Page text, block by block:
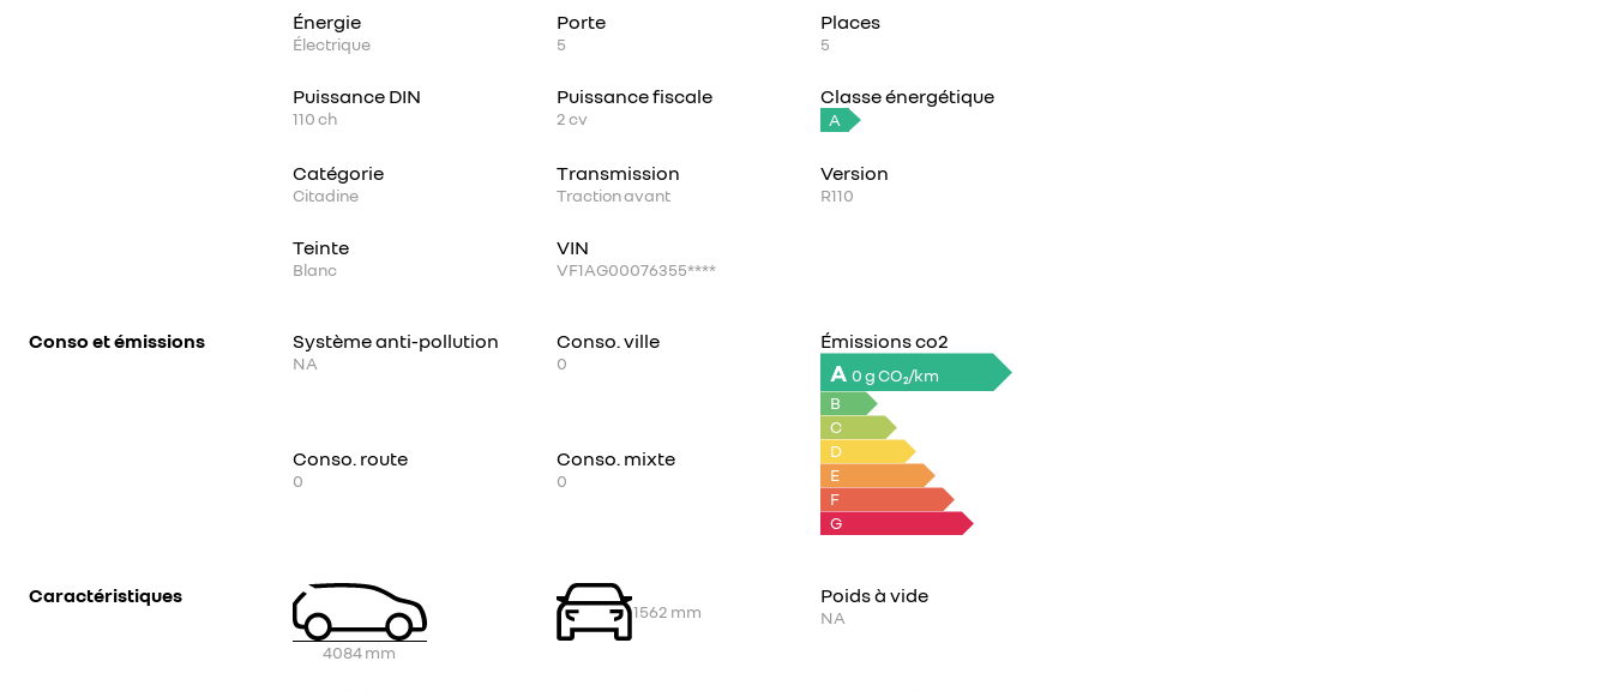
Énergie
Électrique
Porte
5
Places
5
Puissance DIN
110ch
Puissance fiscale
2cv
Classe énergétique
A
Catégorie
Citadine
Transmission
Traction avant
Version
R110
Teinte
Blanc
VIN
VF1AG00076355****
Conso et émissions Système anti-pollution
NA
Conso. ville
0
Émissions co2
A 0 g CO₂/km
B
C
D
E
F
G
Conso. route
0
Conso. mixte
0
Caractéristiques
4084mm
1562 mm
Poids à vide
NA